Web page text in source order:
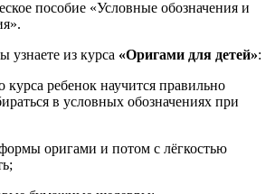
пособие «Условные обозначения и
узнаете из курса «Оригами для детей»:
ребенок научится правильно
в условных обозначениях при
оригами и потом с лёгкостью